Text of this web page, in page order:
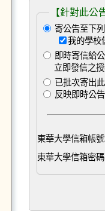
【針對此
寄公告至下
我的學校
即時寄信給
立即發信之授
已批次寄出
反映即時公
東華大學信箱帳號
東華大學信箱密碼